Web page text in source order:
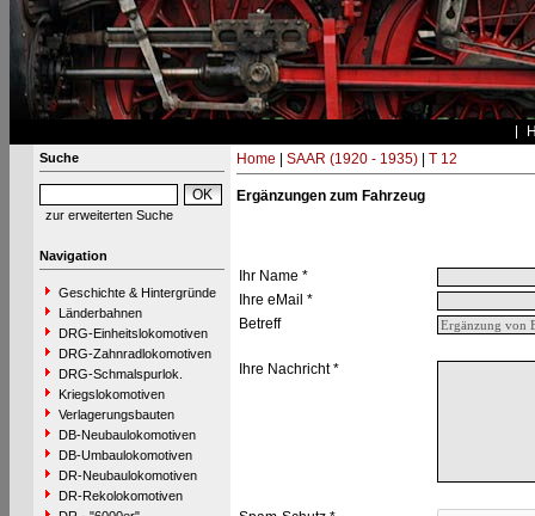
Suche
zur erweiterten Suche
Navigation
Geschichte & Hintergründe
Länderbahnen
DRG-Einheitslokomotiven
DRG-Zahnradlokomotiven
DRG-Schmalspurlok.
Kriegslokomotiven
Verlagerungsbauten
DB-Neubaulokomotiven
DB-Umbaulokomotiven
DR-Neubaulokomotiven
DR-Rekolokomotiven
Home SAAR (1920 - 1935)| T 12
Ergänzungen zum Fahrzeug
Ihr Name *
Ihre eMail *
Betreff
Ihre Nachricht *